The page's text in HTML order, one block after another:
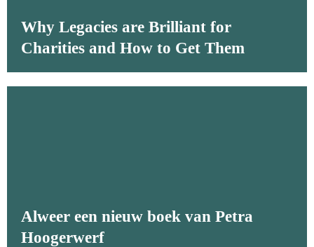
Why Legacies are Brilliant for
Charities and How to Get Them
Alweer een nieuw boek van Petra
Hoogerwerf